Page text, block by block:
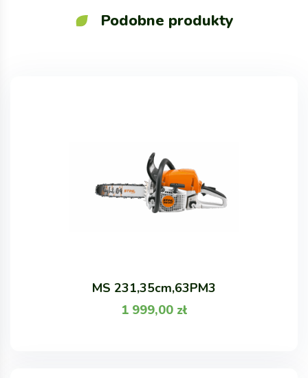
Podobne produkty
MS 231,35cm,63PM3
1 999,00 zł